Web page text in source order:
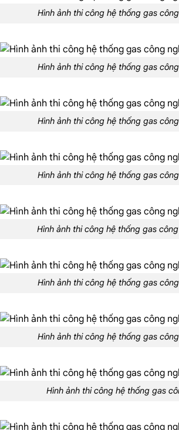
Hình ảnh thi công hệ thống gas
Hình ảnh thi công hệ thống gas
Hình ảnh thi công hệ thống gas
Hình ảnh thi công hệ thống gas
Hình ảnh thi công hệ thống gas
Hình ảnh thi công hệ thống gas
Hình ảnh thi công hệ thống gas
Hình ảnh thi công hệ thống gas